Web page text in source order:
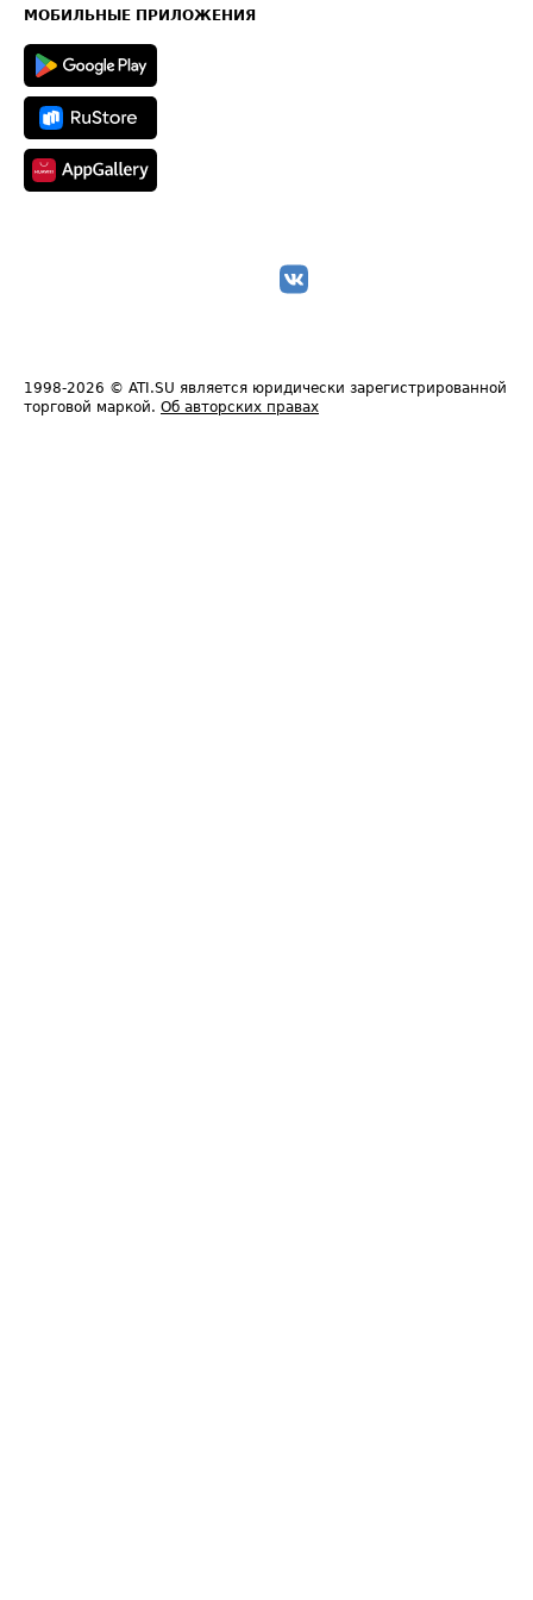
Техническая информация
МОБИЛЬНЫЕ ПРИЛОЖЕНИЯ
1998-2026 © ATI.SU является юридически зарегистрированной
торговой маркой. Об авторских правах